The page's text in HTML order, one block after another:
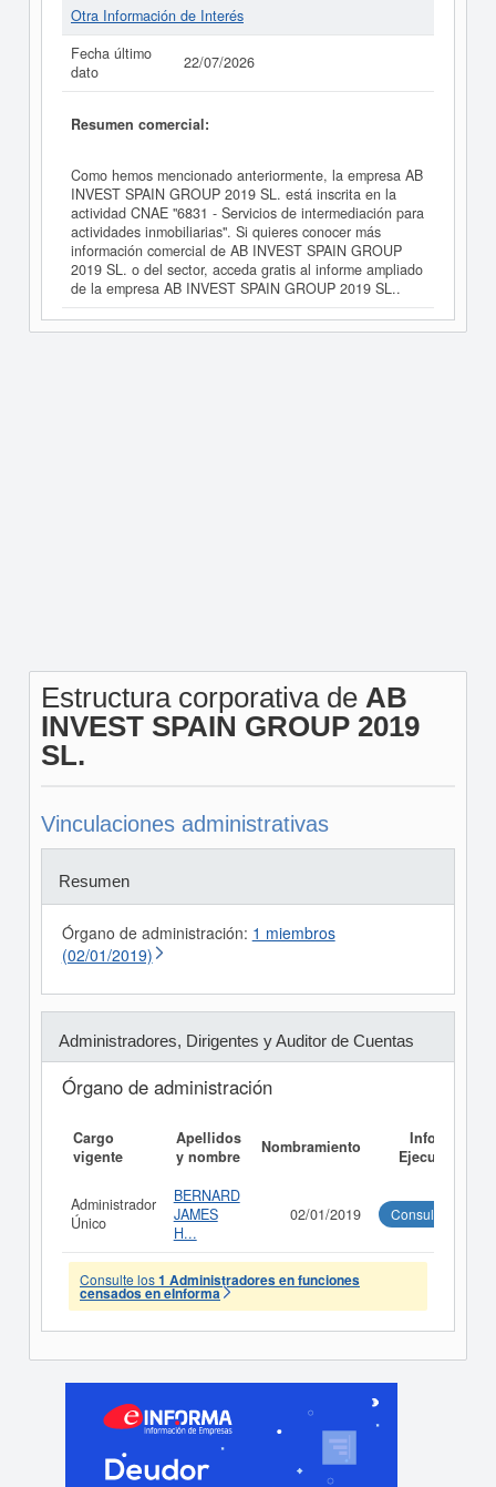
Otra Información de Interés
Fecha último
dato
22/07/2026
Resumen comercial:
Como hemos mencionado anteriormente, la empresa AB
INVEST SPAIN GROUP 2019 SL. está inscrita en la
actividad CNAE "6831 - Servicios de intermediación para
actividades inmobiliarias". Si quieres conocer más
información comercial de AB INVEST SPAIN GROUP
2019 SL. o del sector, acceda gratis al informe ampliado
de la empresa AB INVEST SPAIN GROUP 2019 SL..
Estructura corporativa de AB
INVEST SPAIN GROUP 2019
SL.
Vinculaciones administrativas
Resumen
Órgano de administración: 1 miembros
(02/01/2019)
Administradores, Dirigentes y Auditor de Cuentas
Órgano de administración
Cargo
vigente
Apellidos
y nombre
Nombramiento
Informe
Ejecutivo
Administrador
Único
BERNARD
JAMES
H...
02/01/2019 Consultar
Consulte los1 Administradores en funciones
censados en eInforma